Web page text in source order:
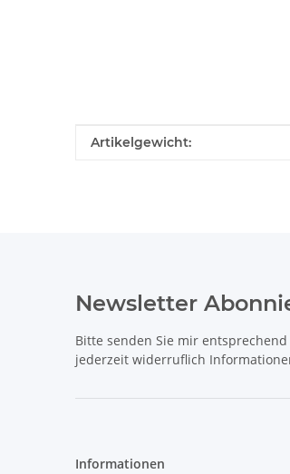
Produkteigenschaft
Wert
Artikelgewicht:
Newsletter
Bitte senden Sie mir
jederzeit widerruflich
Informationen